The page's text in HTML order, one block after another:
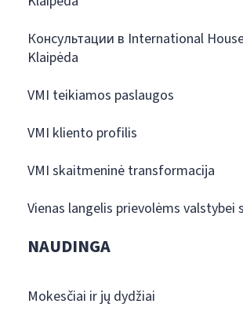
Консультации в International
Klaipėda
VMI teikiamos paslaugos
VMI kliento profilis
VMI skaitmeninė transformacija
Vienas langelis prievolėms valstybei
NAUDINGA
Mokesčiai ir jų dydžiai